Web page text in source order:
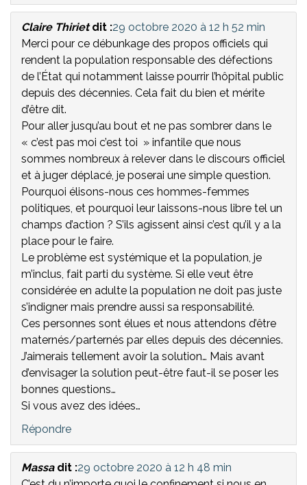
Claire Thiriet dit :29 octobre 2020 à 12 h 52 min
Merci pour ce débunkage des propos officiels qui
rendent la population responsable des défections
de l’État qui notamment laisse pourrir l’hôpital public
depuis des décennies. Cela fait du bien et mérite
d’être dit.
Pour aller jusqu’au bout et ne pas sombrer dans le
« c’est pas moi c’est toi » infantile que nous
sommes nombreux à relever dans le discours officiel
et à juger déplacé, je poserai une simple question.
Pourquoi élisons-nous ces hommes-femmes
politiques, et pourquoi leur laissons-nous libre tel un
champs d’action ? S’ils agissent ainsi c’est qu’il y a la
place pour le faire.
Le problème est systémique et la population, je
m’inclus, fait parti du système. Si elle veut être
considérée en adulte la population ne doit pas juste
s’indigner mais prendre aussi sa responsabilité.
Ces personnes sont élues et nous attendons d’être
maternés/parternés par elles depuis des décennies.
J’aimerais tellement avoir la solution… Mais avant
d’envisager la solution peut-être faut-il se poser les
bonnes questions…
Si vous avez des idées…
Répondre
Massa dit :29 octobre 2020 à 12 h 48 min